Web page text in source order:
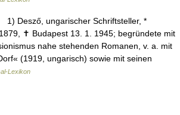
Desző, ungarischer Schriftsteller, *
✝ Budapest 13. 1. 1945; begründete mit
nahe stehenden Romanen, v. a. mit
(1919, ungarisch) sowie mit seinen
Lexikon